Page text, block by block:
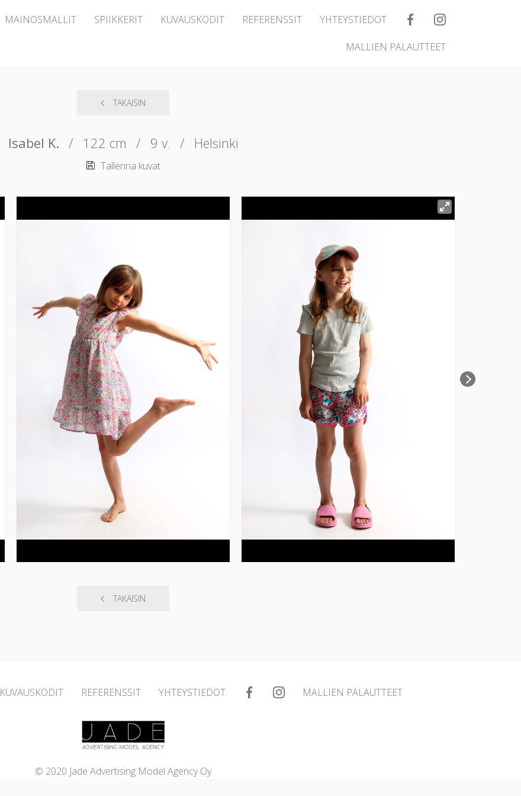
MAINOSMALLIT SPIIKKERIT KUVAUSKODIT REFERENSSIT YHTEYSTIEDOT
MALLIEN PALAUTTEET
TAKAISIN
Isabel K. / 122 cm / 9 v. / Helsinki
Tallenna kuvat
TAKAISIN
KUVAUSKODIT REFERENSSIT YHTEYSTIEDOT MALLIEN PALAUTTEET
© 2020 Jade Advertising Model Agency Oy